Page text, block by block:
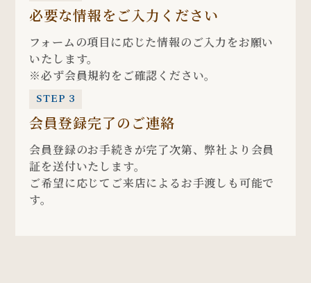
必要な情報をご入力ください
フォームの項目に応じた情報のご入力をお願い
いたします。
※必ず会員規約をご確認ください。
STEP 3
会員登録完了のご連絡
会員登録のお手続きが完了次第、弊社より会員
証を送付いたします。
ご希望に応じてご来店によるお手渡しも可能で
す。